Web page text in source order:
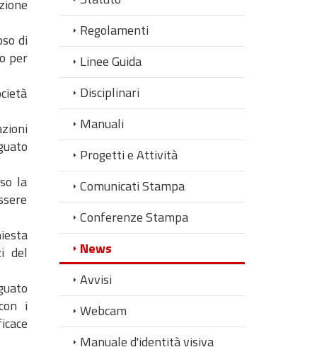
di
per
la
del
i
Regolamenti
Linee Guida
Disciplinari
Manuali
Progetti e Attività
Comunicati Stampa
Conferenze Stampa
News
Avvisi
Webcam
Manuale d'identità visiva